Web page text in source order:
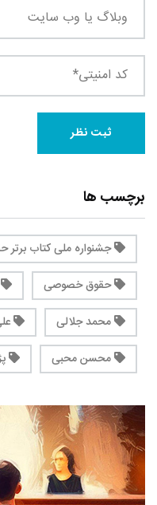
برچسب ها
جشنواره ملی کتاب برتر
حقوق خصوصی
محمد جلالی
محسن محبی